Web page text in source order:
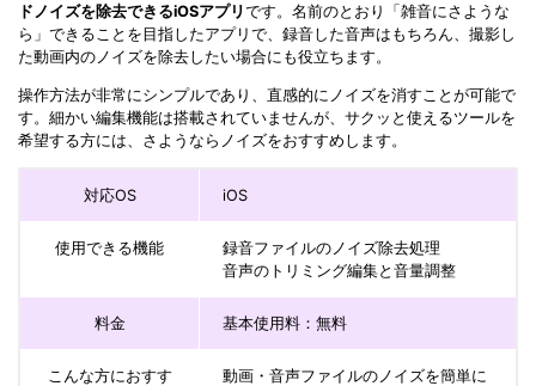
ドノイズを除去できるiOSアプリです。名前のとおり「雑音にさような
ら」できることを目指したアプリで、録音した音声はもちろん、撮影し
た動画内のノイズを除去したい場合にも役立ちます。
操作方法が非常にシンプルであり、直感的にノイズを消すことが可能で
す。細かい編集機能は搭載されていませんが、サクッと使えるツールを
希望する方には、さようならノイズをおすすめします。
対応OS iOS
使用できる機能
録音ファイルのノイズ除去処理
音声のトリミング編集と音量調整
料金 基本使用料：無料
こんな方におすす
動画・音声ファイルのノイズを簡単に